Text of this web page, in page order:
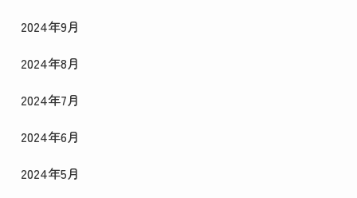
2024年9月
2024年8月
2024年7月
2024年6月
2024年5月